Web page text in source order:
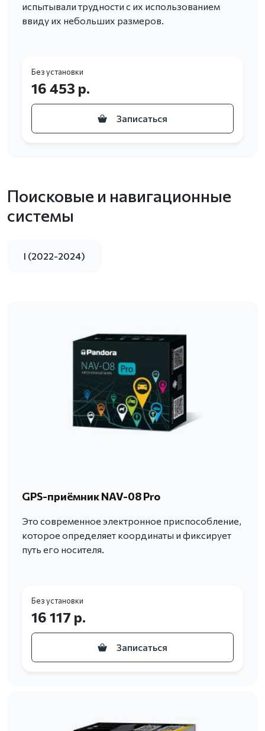
испытывали трудности с их использованием
ввиду их небольших размеров.
Без установки
16 453 р.
Записаться
Поисковые и навигационные
системы
I (2022-2024)
GPS-приёмник NAV-08 Pro
Это современное электронное приспособление,
которое определяет координаты и фиксирует
путь его носителя.
Без установки
16 117 р.
Записаться